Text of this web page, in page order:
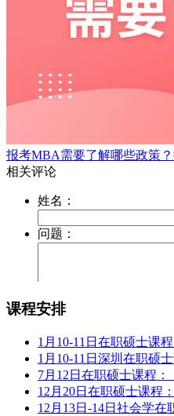
报考MBA需要了解哪些政策？
课程安排
1月10-11日在职硕士课
1月10-11日深圳在职硕
7月12日在职硕士课程：
12月20日在职硕士课程
12月13日-14日社会学